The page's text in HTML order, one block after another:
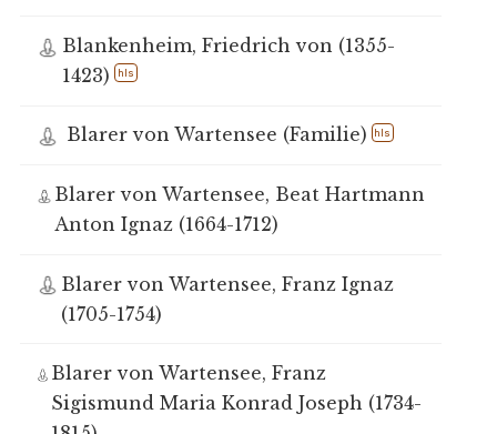
Blankenheim, Friedrich von (1355-
1423)
hls
Blarer von Wartensee (Familie) hls
Blarer von Wartensee, Beat Hartmann
Anton Ignaz (1664-1712)
Blarer von Wartensee, Franz Ignaz
(1705-1754)
Blarer von Wartensee, Franz
Sigismund Maria Konrad Joseph (1734-